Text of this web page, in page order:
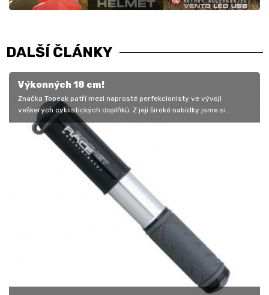
DALŠÍ ČLÁNKY
Výkonných 18 cm!
Značka Topeak patří mezi naprosté perfekcionisty ve vývoji
veškerých cyklistických doplňků. Z její široké nabídky jsme si
tentokrát do…